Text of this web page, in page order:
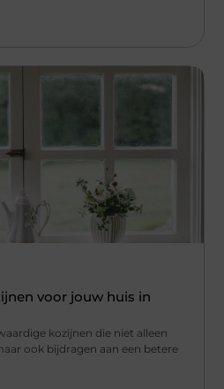
voor jouw huis in
kozijnen die niet alleen
ook bijdragen aan een betere